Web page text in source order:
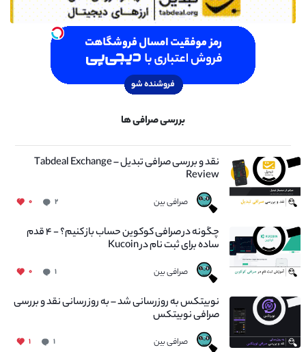
بررسی صرافی ها
نقد و بررسی صرافی تبدیل – Tabdeal Exchange
Review
صرافی بین ۲ ۰
چگونه در صرافی کوکوین حساب باز کنیم؟ - ۴ قدم
ساده برای ثبت نام در Kucoin
صرافی بین ۱ ۰
نوبیتکس به روزرسانی شد – به روز رسانی نقد و بررسی
صرافی نوبیتکس
صرافی بین ۱ ۱